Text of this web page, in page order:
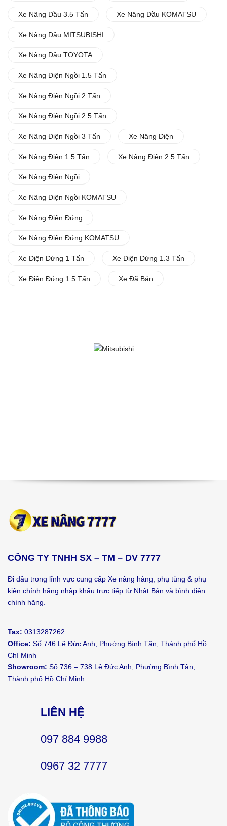
Xe Nâng Dầu 3.5 Tấn Xe Nâng Dầu KOMATSU
Xe Nâng Dầu MITSUBISHI
Xe Nâng Dầu TOYOTA
Xe Nâng Điện Ngồi 1.5 Tấn
Xe Nâng Điện Ngồi 2 Tấn
Xe Nâng Điện Ngồi 2.5 Tấn
Xe Nâng Điện Ngồi 3 Tấn Xe Nâng Điện
Xe Nâng Điện 1.5 Tấn Xe Nâng Điện 2.5 Tấn
Xe Nâng Điện Ngồi
Xe Nâng Điện Ngồi KOMATSU
Xe Nâng Điện Đứng
Xe Nâng Điện Đứng KOMATSU
Xe Điện Đứng 1 Tấn Xe Điện Đứng 1.3 Tấn
Xe Điện Đứng 1.5 Tấn Xe Đã Bán
CÔNG TY TNHH SX – TM – DV 7777
Đi đầu trong lĩnh vực cung cấp Xe nâng hàng, phụ tùng & phụ
kiện chính hãng nhập khẩu trực tiếp từ Nhật Bản và bình điện
chính hãng.
Tax: 0313287262
Office: Số 746 Lê Đức Anh, Phường Bình Tân, Thành phố Hồ
Chí Minh
Showroom: Số 736 – 738 Lê Đức Anh, Phường Bình Tân,
Thành phố Hồ Chí Minh
LIÊN HỆ
097 884 9988
0967 32 7777